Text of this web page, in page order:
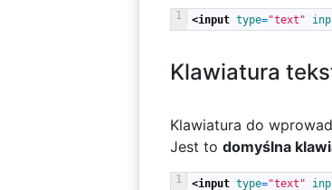
1 <input type="text"
Klawiatura
Klawiatura do
Jest to domyślna
1 <input type="text"